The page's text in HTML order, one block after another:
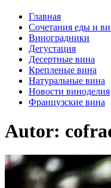
Главная
Cочетания еды и
Виноградники
Дегустация
Десертные вина
Крепленые вина
Натуральные вина
Новости виноделия
Французские вина
Autor: